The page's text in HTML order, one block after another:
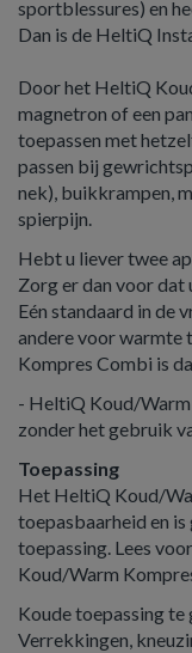
sportblessures) en
Dan is de HeltiQ
Door het HeltiQ
magnetron of een
toepassen met
passen bij
nek), buikkrampen,
spierpijn.
Hebt u liever twee
Zorg er dan voor dat
Eén standaard in de
andere voor warmte
Kompres Combi is
- HeltiQ Koud/
zonder het gebruik
Toepassing
Het HeltiQ Koud/
toepasbaarheid en
toepassing. Lees
Koud/Warm
Koude toepassing
Verrekkingen,